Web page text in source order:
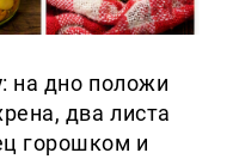
: на дно положи
два листа
горошком и